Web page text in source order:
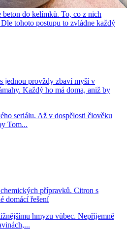
do kelímků. To, co z nich
tohoto postupu to zvládne každý
jednou provždy zbaví myší v
Každý ho má doma, aniž by
seriálu. Až v dospělosti člověku
Tom...
přípravků. Citron s
domácí řešení
hmyzu vůbec. Nepříjemně